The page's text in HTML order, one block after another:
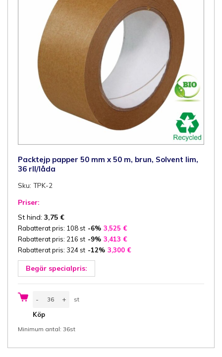
Packtejp papper 50 mm x 50 m, brun, Solvent lim,
36 rll/låda
Sku: TPK-2
Priser:
St hind: 3,75 €
Rabatterat pris: 108 st -6% 3,525 €
Rabatterat pris: 216 st -9% 3,413 €
Rabatterat pris: 324 st -12% 3,300 €
Begär specialpris:
-
papper
mm
50
Solvent
+ st
Köp
Minimum antal: 36st